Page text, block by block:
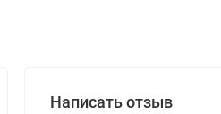
Написать отзыв